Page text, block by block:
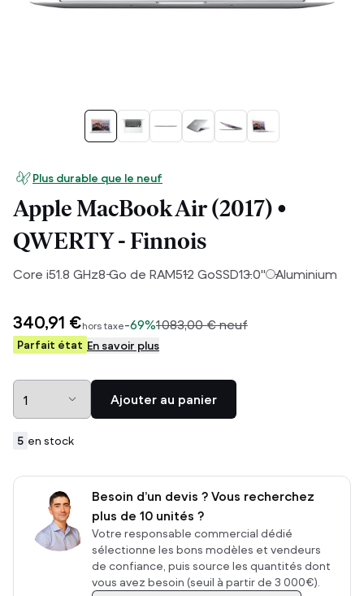
Plus durable que le neuf
Apple MacBook Air (2017) •
QWERTY - Finnois
Core i51.8 GHz8Go de RAM512 GoSSD13.0" Aluminium
340,91 €hors taxe-69%1 083,00 € neuf
Parfait état En savoir plus
Ajouter au panier
5 en stock
Besoin d’un devis ? Vous recherchez
plus de 10 unités ?
Votre responsable commercial dédié
sélectionne les bons modèles et vendeurs
de confiance, puis source les quantités dont
vous avez besoin (seuil à partir de 3 000€).